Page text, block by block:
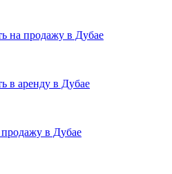
на продажу в Дубае
в аренду в Дубае
в Дубае